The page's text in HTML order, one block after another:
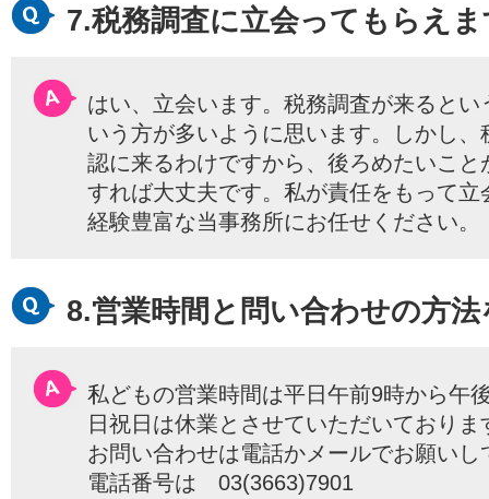
7.税務調査に立会ってもらえ
はい、立会います。税務調査が来ると
いう方が多いように思います。しかし
認に来るわけですから、後ろめたいこ
すれば大丈夫です。私が責任をもって
経験豊富な当事務所にお任せください。
8.営業時間と問い合わせの方
私どもの営業時間は平日午前9時から午
日祝日は休業とさせていただいておりま
お問い合わせは電話かメールでお願いし
電話番号は 03(3663)7901